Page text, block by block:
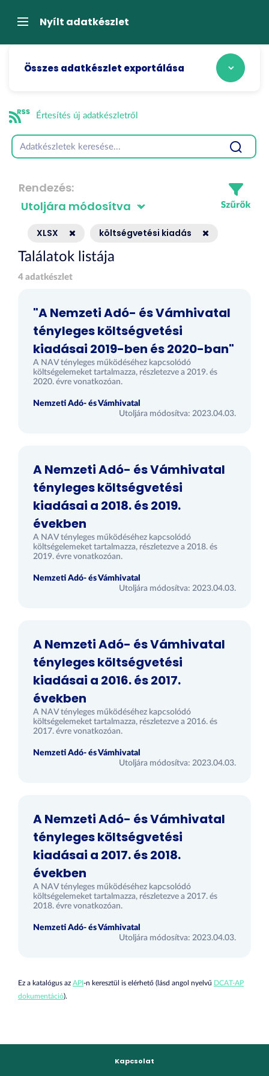
átugrásaNavigációNyílt adatkészlet
Összes adatkészlet exportálása
Értesítés új adatkészletről
Rendezés
XLSX költségvetési kiadás
Találatok listája
4 adatkészlet
"A Nemzeti Adó- és Vámhivatal
tényleges költségvetési
kiadásai 2019-ben és 2020-ban"
A NAV tényleges működéséhez kapcsolódó
költségelemeket tartalmazza, részletezve a 2019. és
2020. évre vonatkozóan.
Nemzeti Adó- és Vámhivatal
Utoljára módosítva: 2023.04.03.
A Nemzeti Adó- és Vámhivatal
tényleges költségvetési
kiadásai a 2018. és 2019.
években
A NAV tényleges működéséhez kapcsolódó
költségelemeket tartalmazza, részletezve a 2018. és
2019. évre vonatkozóan.
Nemzeti Adó- és Vámhivatal
Utoljára módosítva: 2023.04.03.
A Nemzeti Adó- és Vámhivatal
tényleges költségvetési
kiadásai a 2016. és 2017.
években
A NAV tényleges működéséhez kapcsolódó
költségelemeket tartalmazza, részletezve a 2016. és
2017. évre vonatkozóan.
Nemzeti Adó- és Vámhivatal
Utoljára módosítva: 2023.04.03.
A Nemzeti Adó- és Vámhivatal
tényleges költségvetési
kiadásai a 2017. és 2018.
években
A NAV tényleges működéséhez kapcsolódó
költségelemeket tartalmazza, részletezve a 2017. és
2018. évre vonatkozóan.
Nemzeti Adó- és Vámhivatal
Utoljára módosítva: 2023.04.03.
Ez a katalógus az API-n keresztül is elérhető (lásd angol nyelvű DCAT-AP
dokumentáció).
Kapcsolat